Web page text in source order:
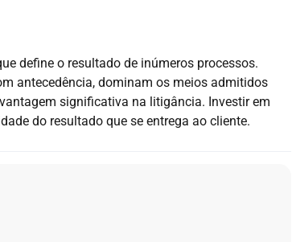
define o resultado de inúmeros processos.
antecedência, dominam os meios admitidos
significativa na litigância. Investir em
do resultado que se entrega ao cliente.